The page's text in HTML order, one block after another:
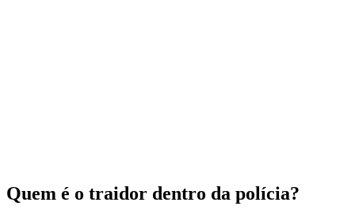
Quem é o traidor dentro da polícia?